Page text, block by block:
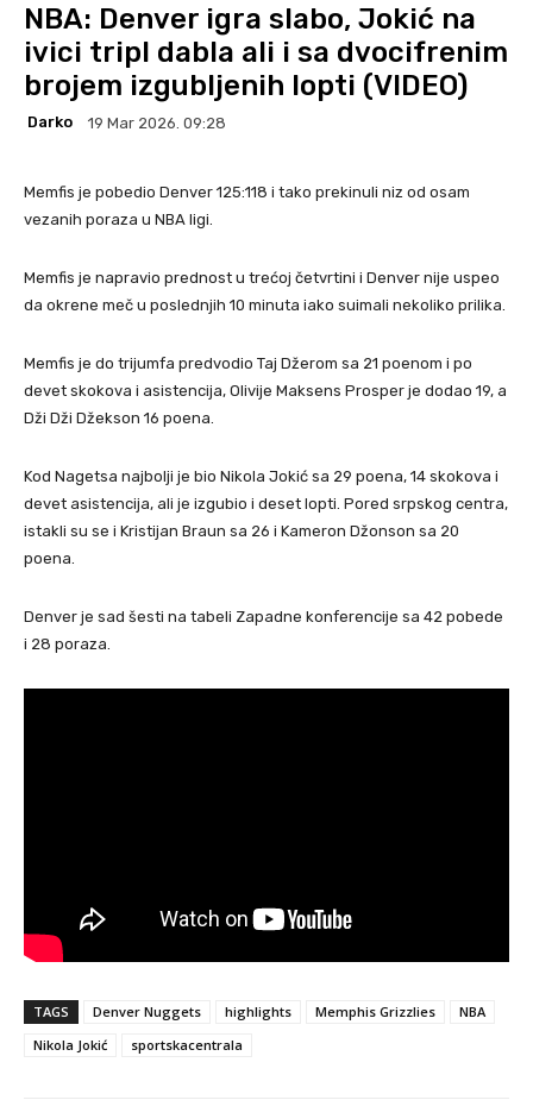
NBA: Denver igra slabo, Jokić na
ivici tripl dabla ali i sa dvocifrenim
brojem izgubljenih lopti (VIDEO)
Darko 19 Mar 2026. 09:28
Memfis je pobedio Denver 125:118 i tako prekinuli niz od osam
vezanih poraza u NBA ligi.
Memfis je napravio prednost u trećoj četvrtini i Denver nije uspeo
da okrene meč u poslednjih 10 minuta iako suimali nekoliko prilika.
Memfis je do trijumfa predvodio Taj Džerom sa 21 poenom i po
devet skokova i asistencija, Olivije Maksens Prosper je dodao 19, a
Dži Dži Džekson 16 poena.
Kod Nagetsa najbolji je bio Nikola Jokić sa 29 poena, 14 skokova i
devet asistencija, ali je izgubio i deset lopti. Pored srpskog centra,
istakli su se i Kristijan Braun sa 26 i Kameron Džonson sa 20
poena.
Denver je sad šesti na tabeli Zapadne konferencije sa 42 pobede
i 28 poraza.
TAGS Denver Nuggets highlights Memphis Grizzlies
NBA
Nikola Jokić
sportskacentrala